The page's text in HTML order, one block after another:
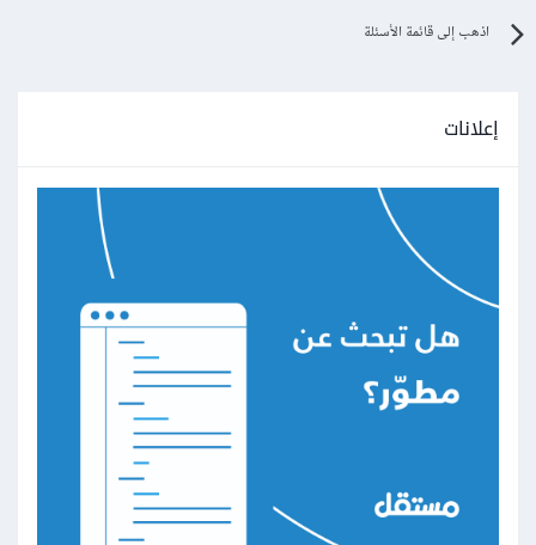
اذهب إلى قائمة الأسئلة
إعلانات